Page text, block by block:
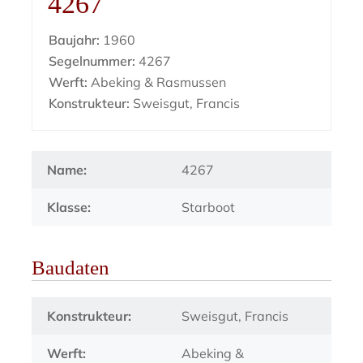
Baujahr: 1960
Segelnummer: 4267
Werft: Abeking & Rasmussen
Konstrukteur: Sweisgut, Francis
Name: 4267
Klasse: Starboot
Baudaten
Konstrukteur: Sweisgut, Francis
Werft:
Abeking &